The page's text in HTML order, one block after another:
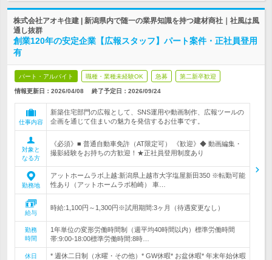
株式会社アオキ住建 | 新潟県内で随一の業界知識を持つ建材商社｜社風は風
通し抜群
創業120年の安定企業【広報スタッフ】パート案件・正社員登用
有
パート・アルバイト 職種・業種未経験OK 急募 第二新卒歓迎
情報更新日：2026/04/08 終了予定日： 2026/09/24
仕事内容
新築住宅部門の広報として、SNS運用や動画制作、広報ツールの
企画を通じて住まいの魅力を発信するお仕事です。
対象と
なる方
《必須》■ 普通自動車免許（AT限定可） 《歓迎》◆ 動画編集・
撮影経験をお持ちの方歓迎！★正社員登用制度あり
勤務地
アットホームラボ上越:新潟県上越市大字塩屋新田350 ※転勤可能
性あり（アットホームラボ柏崎） 車…
給与
時給:1,100円～1,300円※試用期間:3ヶ月（待遇変更なし）
勤務
時間
1年単位の変形労働時間制（週平均40時間以内）標準労働時間
帯:9:00-18:00標準労働時間:8時…
休日
* 週休二日制（水曜・その他）* GW休暇* お盆休暇* 年末年始休暇